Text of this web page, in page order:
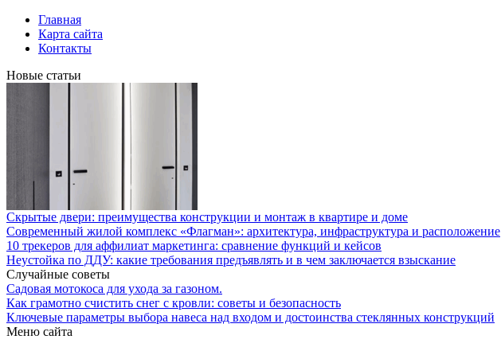
Главная
Карта сайта
Контакты
Новые статьи
Скрытые двери: преимущества конструкции и монтаж в квартире и доме
Современный жилой комплекс «Флагман»: архитектура, инфраструктура и расположение
10 трекеров для аффилиат маркетинга: сравнение функций и кейсов
Неустойка по ДДУ: какие требования предъявлять и в чем заключается взыскание
Случайные советы
Садовая мотокоса для ухода за газоном.
Как грамотно счистить снег с кровли: советы и безопасность
Ключевые параметры выбора навеса над входом и достоинства стеклянных конструкций
Меню сайта